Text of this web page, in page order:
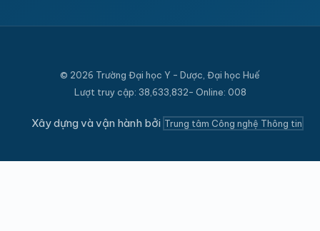
© 2026 Trường Đại học Y - Dược, Đại học Huế
Lượt truy cập: 38,633,832- Online: 008
Xây dựng và vận hành bởi Trung tâm Công nghệ Thông tin